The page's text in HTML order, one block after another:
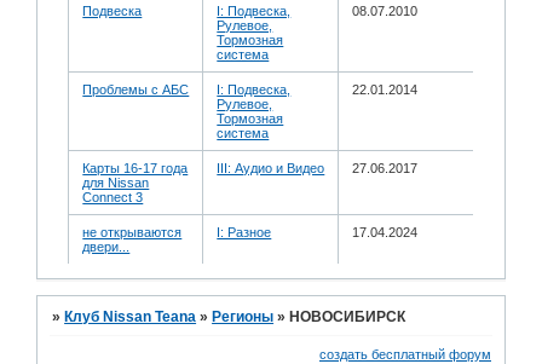
Подвеска
I: Подвеска,
Рулевое,
Тормозная
система
08.07.2010
Проблемы с АБС
I: Подвеска,
Рулевое,
Тормозная
система
22.01.2014
Карты 16-17 года
для Nissan
Connect 3
III: Аудио и Bидео 27.06.2017
не открываются
двери...
I: Разное 17.04.2024
»Клуб Nissan Teana »Регионы »НОВОСИБИРСК
создать бесплатный форум